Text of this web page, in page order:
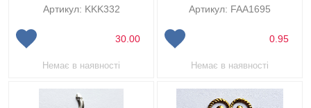
Артикул: KKK332
30.00
Немає в наявності
Артикул: FAA1695
0.95
Немає в наявності